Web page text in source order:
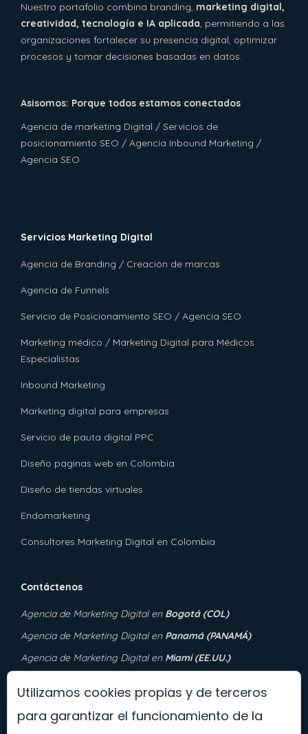
Nuestro portafolio combina branding, marketing digital,
creatividad, tecnología e IA aplicada, permitiendo a las
organizaciones fortalecer su presencia digital, optimizar
procesos y tomar decisiones basadas en datos.
Asisomos: Porque todos estamos conectados
Agencia de marketing Digital / Servicios de
posicionamiento SEO / Agencia Inbound Marketing /
Agencia SEO
Servicios Marketing Digital
Agencia de Branding / Creación de marcas
Agencia de Funnels
Servicio de Posicionamiento SEO / Agencia SEO
Marketing médico / Marketing Digital para Médicos
Especialistas
Inbound Marketing
Marketing digital para empresas
Servicio de pauta digital PPC
Diseño paginas web en Colombia
Diseño de tiendas virtuales
Endomarketing
Consultores Marketing Digital en Colombia
Contáctenos
Agencia de Marketing DigitalenBogotá (COL)
Agencia de Marketing Digital en Panamá (PANAMÁ)
Agencia de Marketing Digital enMiami (EE.UU.)
(EE.UU.)
Utilizamos cookies propias y de terceros
para garantizar el funcionamiento de la